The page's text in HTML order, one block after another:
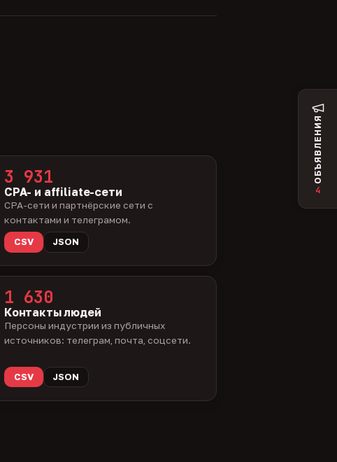
3 931
CPA- и affiliate-сети
CPA-сети и партнёрские сети с
контактами и телеграмом.
CSV
JSON
1 630
Контакты людей
Персоны индустрии из публичных
источников: телеграм, почта, соцсети.
CSV JSON
ОБЪЯВЛЕНИЯ
4